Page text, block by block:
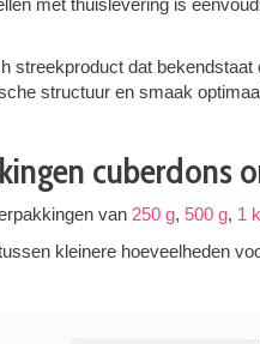
met thuislevering is
streekproduct dat
structuur en smaak
cuberdons
van 250 g, 500 g, 1
kleinere hoeveelheden